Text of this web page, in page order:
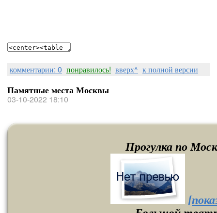
комментарии: 0 понравилось! вверх^ к полной версии
Памятные места Москвы
03-10-2022 18:10
Прогулка по